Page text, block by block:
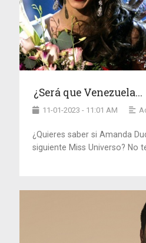
¿Será que Venezuela...
11-01-2023 - 11:01 AM
¿Quieres saber si Amanda
siguiente Miss Universo? No